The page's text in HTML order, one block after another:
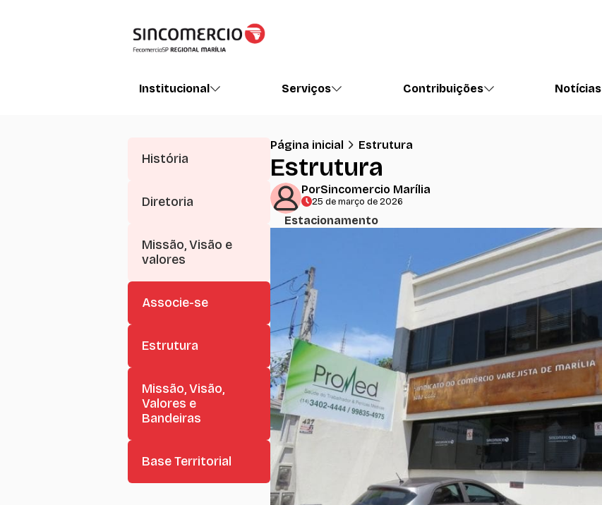
Institucional Serviços Contribuições Notícias
História
Diretoria
Missão, Visão e
valores
Associe-se
Estrutura
Missão, Visão,
Valores e
Bandeiras
Base Territorial
Página inicial Estrutura
Estrutura
PorSincomercio Marília
25 de março de 2026
Estacionamento